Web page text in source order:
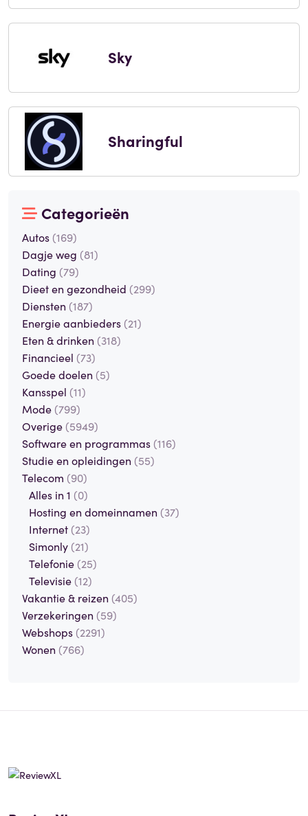
Sky
Sharingful
Categorieën
Autos (169)
Dagje weg (81)
Dating (79)
Dieet en gezondheid (299)
Diensten (187)
Energie aanbieders (21)
Eten & drinken (318)
Financieel (73)
Goede doelen (5)
Kansspel (11)
Mode (799)
Overige (5949)
Software en programmas (116)
Studie en opleidingen (55)
Telecom (90)
Alles in 1 (0)
Hosting en domeinnamen (37)
Internet (23)
Simonly (21)
Telefonie (25)
Televisie (12)
Vakantie & reizen (405)
Verzekeringen (59)
Webshops (2291)
Wonen (766)